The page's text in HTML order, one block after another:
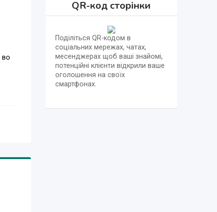
во
QR-код сторінки
Поділіться QR-кодом в
соціальних мережах, чатах,
месенджерах щоб ваші знайомі,
потенційні клієнти відкрили ваше
оголошення на своїх
смартфонах.